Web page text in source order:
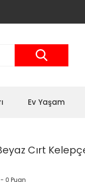
Ev Yaşam
Cırt
- 0 Puan